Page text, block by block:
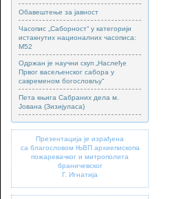
Обавештење за јавност
Часопис „Саборност“ у категорији
истакнутих националних часописа:
М52
Одржан је научни скуп „Наслеђе
Првог васељенског сабора у
савременом богословљу“
Пета књига Сабраних дела м.
Јована (Зизијуласа)
Презентација је израђена
са благословом ЊВП архиепископа
пожаревачког и митрополита
браничевског
Г. Игнатија